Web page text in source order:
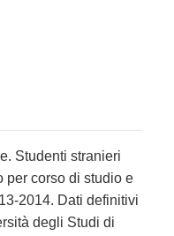
Studenti stranieri
per corso di studio e
2014. Dati definitivi
degli Studi di